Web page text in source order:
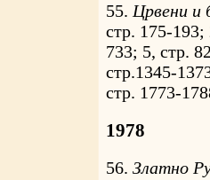
55. Црвени и
стр. 175-193;
733; 5, стр.
стр.1345-
стр. 1773-
1978
56. Златно